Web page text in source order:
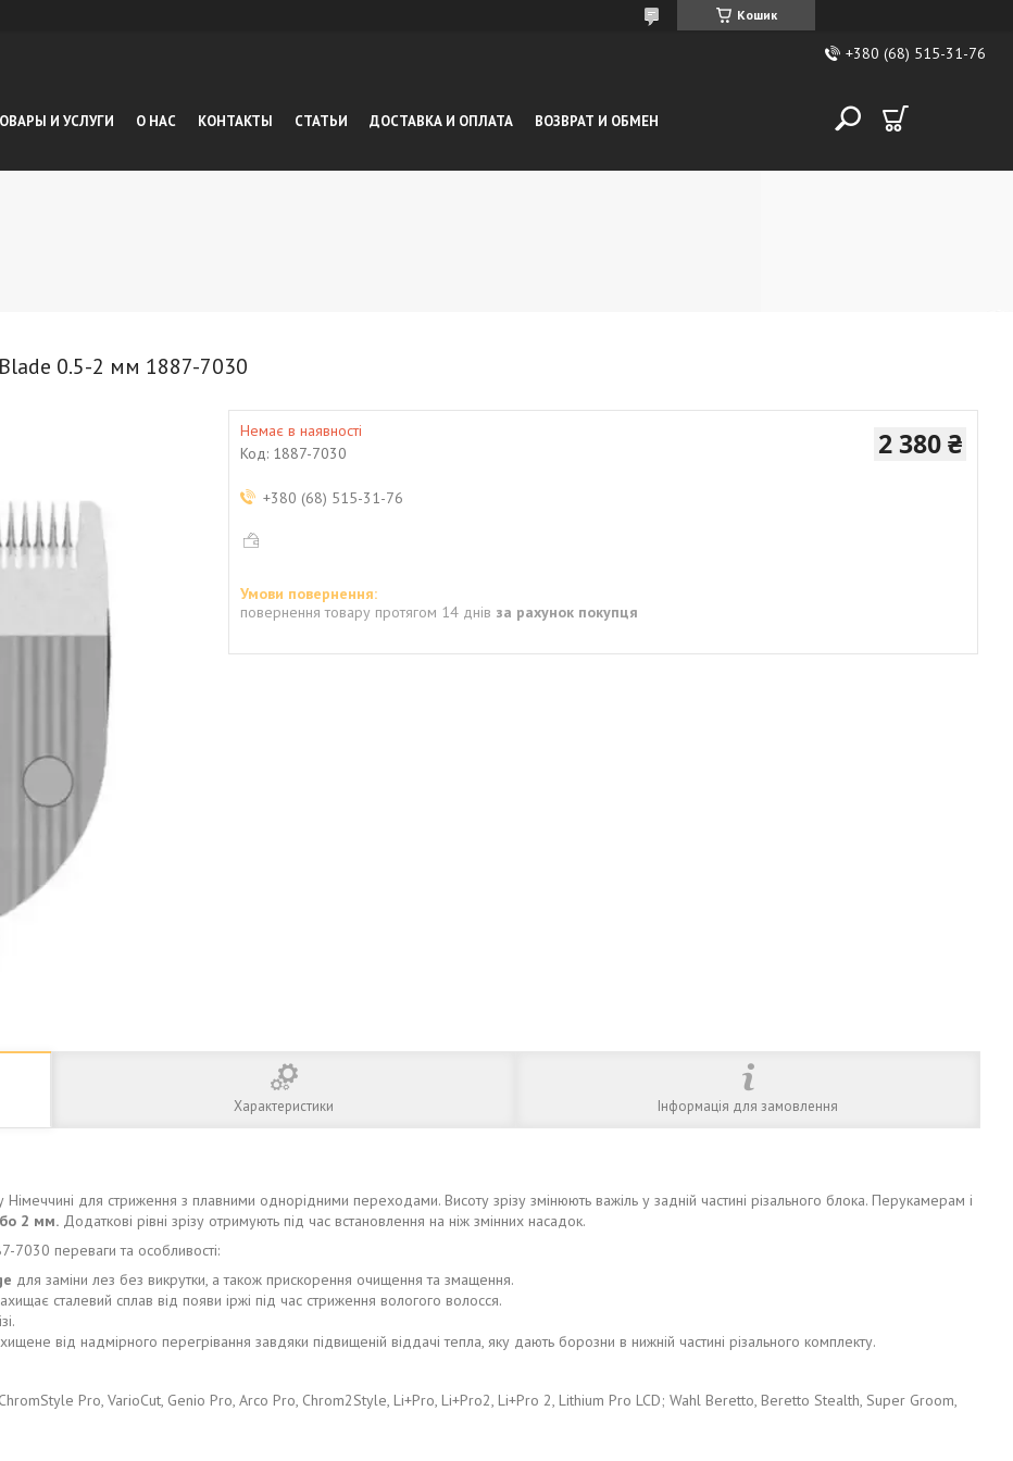
Кошик
+380 (68) 515-31-76
И УСЛУГИ О НАС КОНТАКТЫ СТАТЬИ ДОСТАВКА И ОПЛАТА ВОЗВРАТ И ОБМЕН
0.5-2 мм 1887-7030
Немає в наявності
Код: 1887-7030 2 380 ₴
+380 (68) 515-31-76
повернення товару протягом 14 днів за рахунок покупця
Характеристики Інформація для замовлення
для стриження з плавними однорідними переходами. Висоту зрізу змінюють важіль у задній частині різального блока. Перукамерам і
2 мм. Додаткові рівні зрізу отримують під час встановлення на ніж змінних насадок.
переваги та особливості:
для заміни лез без викрутки, а також прискорення очищення та змащення.
сталевий сплав від появи іржі під час стриження вологого волосся.
від надмірного перегрівання завдяки підвищеній віддачі тепла, яку дають борозни в нижній частині різального комплекту.
Pro, VarioCut, Genio Pro, Arco Pro, Chrom2Style, Li+Pro, Li+Pro2, Li+Pro 2, Lithium Pro LCD; Wahl Beretto, Beretto Stealth, Super Groom,